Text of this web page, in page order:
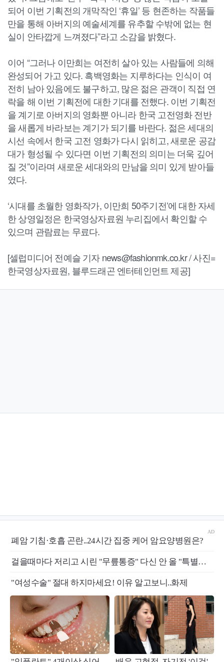
되어 이번 기획전의 개막작인 ‘휴일’ 등 현존하는 작품들
만을 통해 아버지의 예술세계를 유추할 수밖에 없는 현
실이 안타깝게 느껴졌다”라고 소감을 밝혔다.
이어 “그러나 이만희는 여전히 살아 있는 사람들에 의해
완성되어 가고 있다. 흑백영화는 지루하다는 인식이 여
전히 남아 있음에도 불구하고, 많은 젊은 관객이 직접 연
락을 해 이번 기획전에 대한 기대를 전했다. 이번 기획전
을 계기로 아버지의 영화뿐 아니라 한국 고전영화 전반
을 새롭게 바라보는 계기가 되기를 바란다. 젊은 세대의
시선 속에서 한국 고전 영화가 다시 읽히고, 새로운 공감
대가 형성될 수 있다면 이번 기획전의 의미는 더욱 깊어
질 것”이라며 새로운 세대와의 만남을 의미 있게 받아들
였다.
‘시대를 초월한 영화작가, 이만희 50주기전’에 대한 자세
한 상영일정은 한국영상자료원 누리집에서 확인할 수
있으며 관람료는 무료다.
[셀럽미디어 전예슬 기자 news@fashionmk.co.kr / 사진=
한국영상자료원, 블루드래곤 엔터테인먼트 제공]